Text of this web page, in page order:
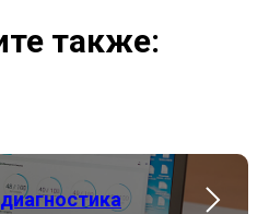
также: